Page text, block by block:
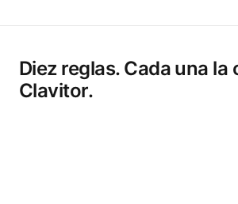
Diez reglas. Cada una la
Clavitor.